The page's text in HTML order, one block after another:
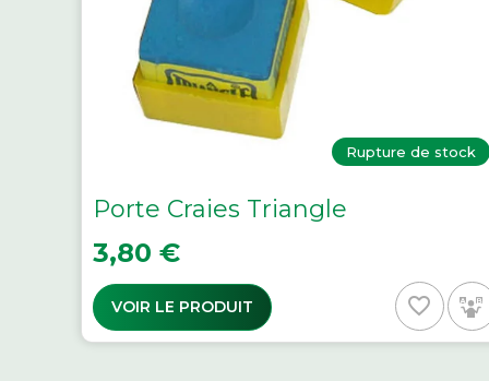
Rupture de stock
Porte Craies Triangle
Prix
3,80 €
VOIR LE PRODUIT favorite_border